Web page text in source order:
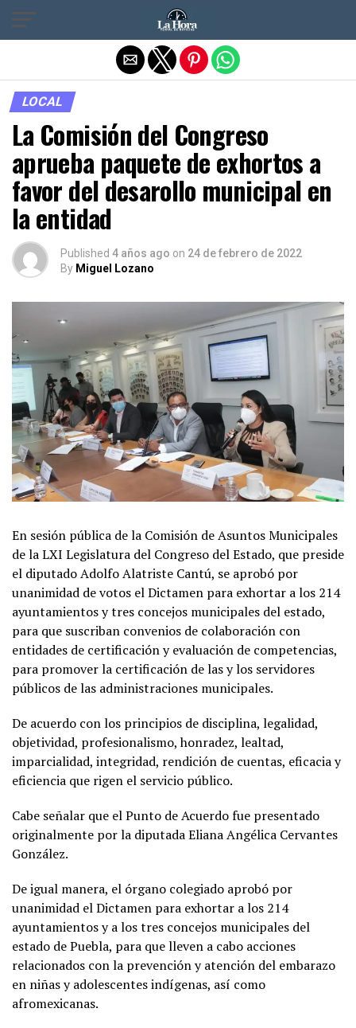
LOCAL
La Comisión del Congreso
aprueba paquete de exhortos a
favor del desarollo municipal en
la entidad
Published 4 años ago on 24 de febrero de 2022
By Miguel Lozano
En sesión pública de la Comisión de Asuntos Municipales
de la LXI Legislatura del Congreso del Estado, que preside
el diputado Adolfo Alatriste Cantú, se aprobó por
unanimidad de votos el Dictamen para exhortar a los 214
ayuntamientos y tres concejos municipales del estado,
para que suscriban convenios de colaboración con
entidades de certificación y evaluación de competencias,
para promover la certificación de las y los servidores
públicos de las administraciones municipales.
De acuerdo con los principios de disciplina, legalidad,
objetividad, profesionalismo, honradez, lealtad,
imparcialidad, integridad, rendición de cuentas, eficacia y
eficiencia que rigen el servicio público.
Cabe señalar que el Punto de Acuerdo fue presentado
originalmente por la diputada Eliana Angélica Cervantes
González.
De igual manera, el órgano colegiado aprobó por
unanimidad el Dictamen para exhortar a los 214
ayuntamientos y a los tres concejos municipales del
estado de Puebla, para que lleven a cabo acciones
relacionados con la prevención y atención del embarazo
en niñas y adolescentes indígenas, así como
afromexicanas.
Salir de la versión móvil